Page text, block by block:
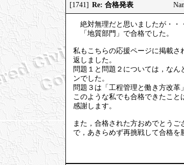
[1741] Re: 合格発表
絶対無理だと思いましたが・・
「地質部門」で合格でした。
私もこちらの応援ページに掲載さ
返しました。
問題１と問題２については，な
ンでした。
問題３は「工程管理と働き方改革
このような私でも合格できたこ
感謝します。
また，合格された方おめでとう
で，あきらめず再挑戦して合格を